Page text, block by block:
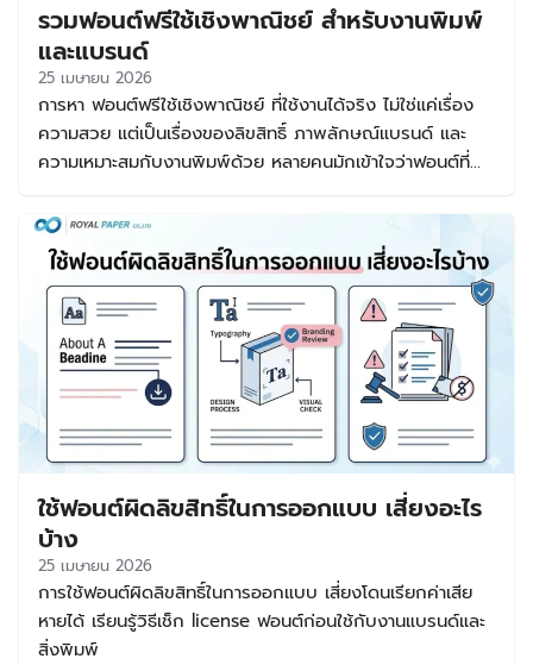
รวมฟอนต์ฟรีใช้เชิงพาณิชย์ สำหรับงานพิมพ์
และแบรนด์
25 เมษายน 2026
การหา ฟอนต์ฟรีใช้เชิงพาณิชย์ ที่ใช้งานได้จริง ไม่ใช่แค่เรื่อง
ความสวย แต่เป็นเรื่องของลิขสิทธิ์ ภาพลักษณ์แบรนด์ และ
ความเหมาะสมกับงานพิมพ์ด้วย หลายคนมักเข้าใจว่าฟอนต์ที่
ฟอนต์แต่ละชุดมีเงื่อนไขต่างกัน บางตัวใช้ฟรีเฉพาะงานส่วนตัว
บางตัวใช้ฟรีกับงานเชิงพาณิชย์ได้จริง บทความนี้จึงรวบรวม
แนวทางเลือกฟอนต์ฟรีใช้ได้เชิงพาณิชย์ พร้อมแนะนำกลุ่ม
ฟอนต์ที่เหมาะกับงานออกแบบ งานพิมพ์ โลโก้ และแพ็กเกจจิ้ง
เพื่อให้คุณใช้งานได้อย่างมั่นใจและไม่เสี่ยงเรื่องลิขสิทธิ์ ฟอนต์
ฟรีใช้เชิงพาณิชย์ คืออะไร และสำคัญอย่างไร คำว่า ฟอนต์ฟรี
ใช้เชิงพาณิชย์ หมายถึงฟอนต์ที่เจ้าของลิขสิทธิ์อนุญาตให้นำไป
ใช้ในงานที่มีเป้าหมายทางธุรกิจได้ เช่น ทำสื่อโฆษณา ออกแบบ
แพ็กเกจจิ้ง ทำโลโก้ ออกแบบเมนู ป้ายร้าน โพสต์ขายสินค้า
หรือเอกสารทางการตลาดต่างๆ โดยไม่จำเป็นต้องซื้อไลเซนส์
เพิ่มเติมในขอบเขตที่กำหนด จุดสำคัญคือคำว่า “ฟรี” ไม่ได้แปล
ว่าใช้ได้ทุกแบบเสมอไป บางฟอนต์ให้ใช้ฟรีเฉพาะงานส่วนตัว แต่
หากนำไปใช้ขายของ หรือใช้สร้างแบรนด์ อาจเข้าข่ายละเมิดสิทธิ์
ได้ ดังนั้นก่อนดาวน์โหลดฟอนต์ฟรีใช้ขายของ ควรอ่านเงื่อนไข
การใช้งานให้ชัดเจนทุกครั้ง การเลือกฟอนต์ที่ถูกต้องตั้งแต่ต้น
จะช่วยลดความเสี่ยงทางกฎหมาย ทำให้งานดูน่าเชื่อถือขึ้น และ
ใช้ฟอนต์ผิดลิขสิทธิ์ในการออกแบบ เสี่ยงอะไร
บ้าง
25 เมษายน 2026
การใช้ฟอนต์ผิดลิขสิทธิ์ในการออกแบบ เสี่ยงโดนเรียกค่าเสีย
หายได้ เรียนรู้วิธีเช็ก license ฟอนต์ก่อนใช้กับงานแบรนด์และ
สิ่งพิมพ์